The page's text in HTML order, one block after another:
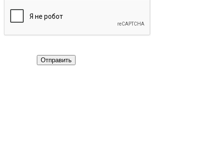
Отправить